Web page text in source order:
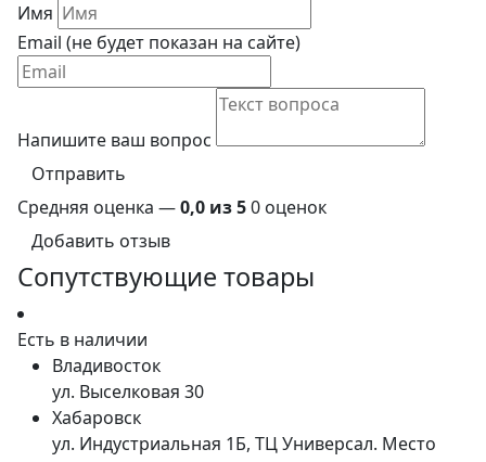
Имя
Email (не будет показан на сайте)
Напишите ваш вопрос
Отправить
Средняя оценка —0,0 из 50 оценок
Добавить отзыв
Сопутствующие товары
Есть в наличии
Владивосток
ул. Выселковая 30
Хабаровск
ул. Индустриальная 1Б, ТЦ Универсал. Место